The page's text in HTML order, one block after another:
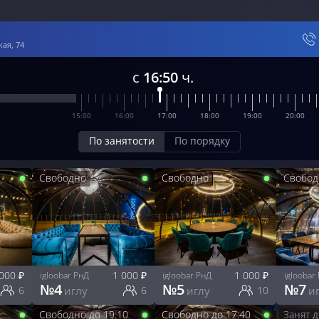
74
с 16:50 ч.
15:00 16:00 17:00 18:00 19:00 20:00
По занятости По порядку
₽
6
Свободно до 19:10 Занят
Свободно
igloobar РнД 1 000₽
№4 иглу 6
Свободно
igloobar РнД 1 000₽
№5 иглу
10
Свободно до 17:40
igloobar
№7